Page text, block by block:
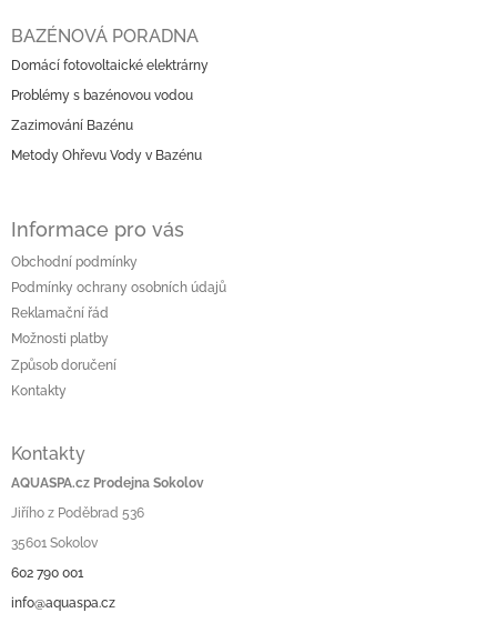
BAZÉNOVÁ PORADNA
Domácí fotovoltaické elektrárny
Problémy s bazénovou vodou
Zazimování Bazénu
Metody Ohřevu Vody v Bazénu
Informace pro vás
Obchodní podmínky
Podmínky ochrany osobních údajů
Reklamační řád
Možnosti platby
Způsob doručení
Kontakty
Kontakty
AQUASPA.cz Prodejna Sokolov
Jiřího z Poděbrad 536
35601 Sokolov
602 790 001
info@aquaspa.cz